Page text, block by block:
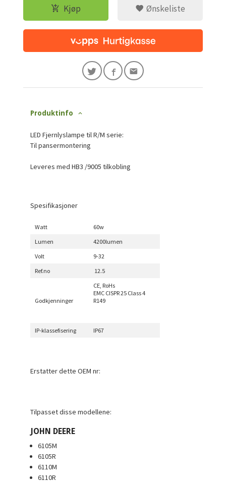
Kjøp Ønskeliste
Produktinfo
LED Fjernlyslampe til R/M serie:
Til pansermontering
Leveres med HB3 /9005 tilkobling
Spesifikasjoner
Watt
60w
Lumen
4200lumen
Volt
9-32
Ref.no
12.5
Godkjenninger
CE, RoHs
EMC CISPR 25 Class 4
R149
IP-klassefisering IP67
Erstatter dette OEM nr:
Tilpasset disse modellene:
JOHN DEERE
6105M
6105R
6110M
6110R